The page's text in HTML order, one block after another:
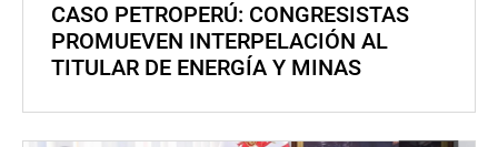
CASO PETROPERÚ: CONGRESISTAS
PROMUEVEN INTERPELACIÓN AL
TITULAR DE ENERGÍA Y MINAS